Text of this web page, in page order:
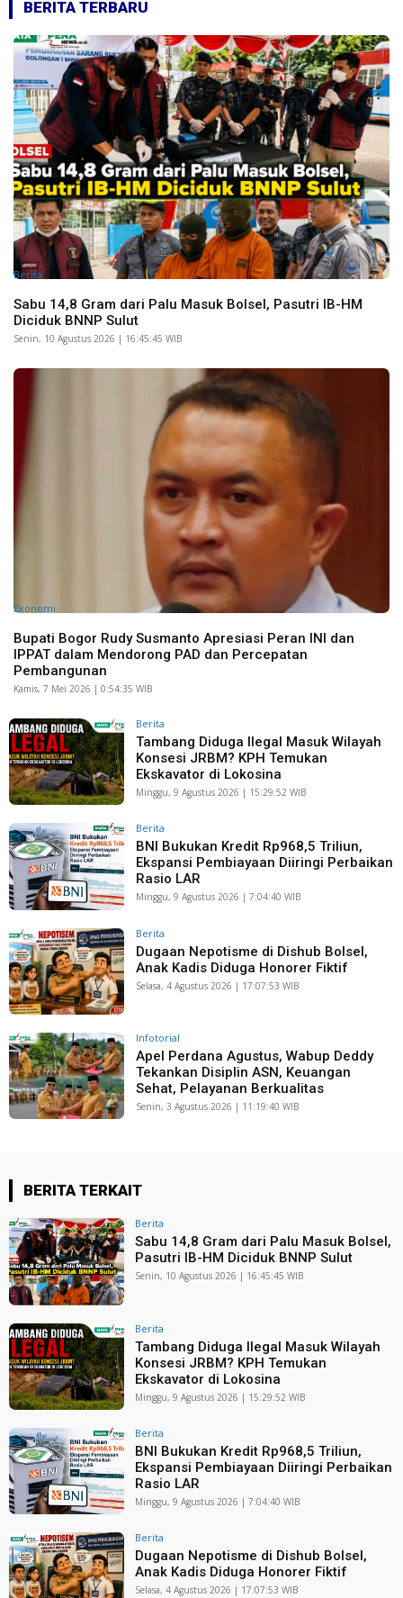
BERITA TERBARU
Berita
Sabu 14,8 Gram dari Palu Masuk Bolsel, Pasutri IB-HM
Diciduk BNNP Sulut
Senin, 10 Agustus 2026 | 16:45:45 WIB
Ekonomi
Bupati Bogor Rudy Susmanto Apresiasi Peran INI dan
IPPAT dalam Mendorong PAD dan Percepatan
Pembangunan
Kamis, 7 Mei 2026 | 0:54:35 WIB
Berita
Tambang Diduga Ilegal Masuk Wilayah
Konsesi JRBM? KPH Temukan
Ekskavator di Lokosina
Minggu, 9 Agustus 2026 | 15:29:52 WIB
Berita
BNI Bukukan Kredit Rp968,5 Triliun,
Ekspansi Pembiayaan Diiringi Perbaikan
Rasio LAR
Minggu, 9 Agustus 2026 | 7:04:40 WIB
Berita
Dugaan Nepotisme di Dishub Bolsel,
Anak Kadis Diduga Honorer Fiktif
Selasa, 4 Agustus 2026 | 17:07:53 WIB
Infotorial
Apel Perdana Agustus, Wabup Deddy
Tekankan Disiplin ASN, Keuangan
Sehat, Pelayanan Berkualitas
Senin, 3 Agustus 2026 | 11:19:40 WIB
BERITA TERKAIT
Berita
Sabu 14,8 Gram dari Palu Masuk Bolsel,
Pasutri IB-HM Diciduk BNNP Sulut
Senin, 10 Agustus 2026 | 16:45:45 WIB
Berita
Tambang Diduga Ilegal Masuk Wilayah
Konsesi JRBM? KPH Temukan
Ekskavator di Lokosina
Minggu, 9 Agustus 2026 | 15:29:52 WIB
Berita
BNI Bukukan Kredit Rp968,5 Triliun,
Ekspansi Pembiayaan Diiringi Perbaikan
Rasio LAR
Minggu, 9 Agustus 2026 | 7:04:40 WIB
Berita
Dugaan Nepotisme di Dishub Bolsel,
Anak Kadis Diduga Honorer Fiktif
Selasa, 4 Agustus 2026 | 17:07:53 WIB